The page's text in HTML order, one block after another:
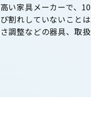
い家具メーカーで、
割れしていないこと
調整などの器具、取